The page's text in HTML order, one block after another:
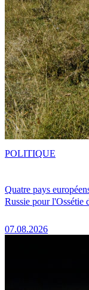
Quatre pays
Russie pour l'Ossétie
07.08.2026
POLITIQUE